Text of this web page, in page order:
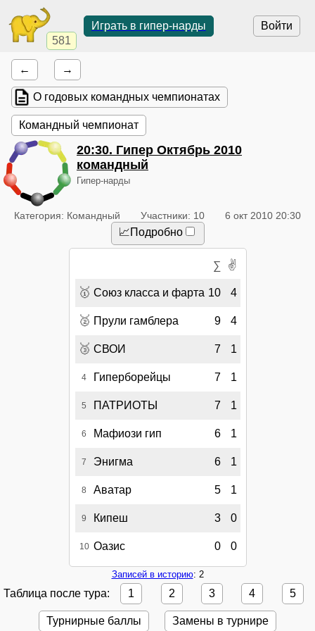
581
Войти
Играть в гипер-нарды
← →
О годовых командных чемпионатах
Командный чемпионат
20:30. Гипер Октябрь 2010
командный
Гипер-нарды
Категория: Командный Участники: 10 6 окт 2010 20:30
📈Подробно
∑ ✌
🥇 Союз класса и фарта 10 4
🥈 Прули гамблера 9 4
🥉 СВОИ 7 1
4 Гиперборейцы 7 1
5 ПАТРИОТЫ 7 1
6 Мафиози гип 6 1
7 Энигма 6 1
8 Аватар 5 1
9 Кипеш 3 0
10 Оазис 0 0
Записей в историю: 2
Таблица после тура: 1 2 3 4 5
Турнирные баллы Замены в турнире